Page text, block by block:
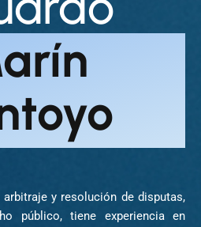
y resolución de disputas,
público, tiene experiencia en